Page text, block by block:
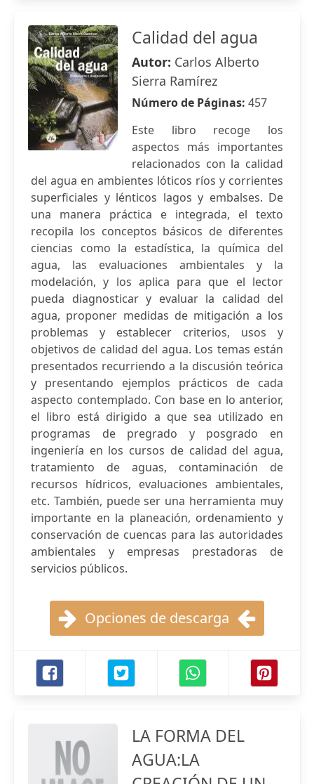
Calidad del agua
Autor: Carlos Alberto
Sierra Ramírez
Número de Páginas: 457
Este libro recoge los
aspectos más importantes
relacionados con la calidad
del agua en ambientes lóticos ríos y corrientes
superficiales y lénticos lagos y embalses. De
una manera práctica e integrada, el texto
recopila los conceptos básicos de diferentes
ciencias como la estadística, la química del
agua, las evaluaciones ambientales y la
modelación, y los aplica para que el lector
pueda diagnosticar y evaluar la calidad del
agua, proponer medidas de mitigación a los
problemas y establecer criterios, usos y
objetivos de calidad del agua. Los temas están
presentados recurriendo a la discusión teórica
y presentando ejemplos prácticos de cada
aspecto contemplado. Con base en lo anterior,
el libro está dirigido a que sea utilizado en
programas de pregrado y posgrado en
ingeniería en los cursos de calidad del agua,
tratamiento de aguas, contaminación de
recursos hídricos, evaluaciones ambientales,
etc. También, puede ser una herramienta muy
importante en la planeación, ordenamiento y
conservación de cuencas para las autoridades
ambientales y empresas prestadoras de
servicios públicos.
Opciones de descarga
LA FORMA DEL
AGUA:LA